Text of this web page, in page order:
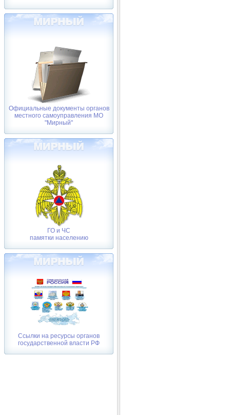
Официальные документы органов
местного самоуправления МО
"Мирный"
ГО и ЧС
памятки населению
Ссылки на ресурсы органов
государственной власти РФ